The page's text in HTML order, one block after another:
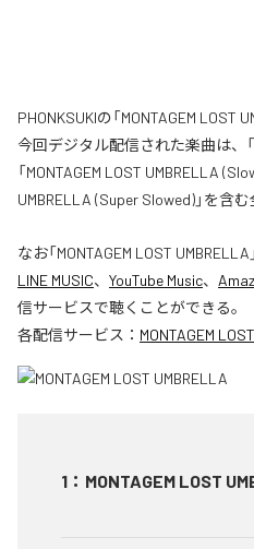
PHONKSUKIの「MONTAGEM LOST
今回デジタル配信された楽曲は、「
「MONTAGEM LOST UMBRELLA
UMBRELLA (Super Slowed)」を含
なお「MONTAGEM LOST UMBRELLA
LINE MUSIC、 YouTube Music、
信サービスで聴くことができる。
各配信サービス： MONTAGEM
1 ： MONTAGEM LOST